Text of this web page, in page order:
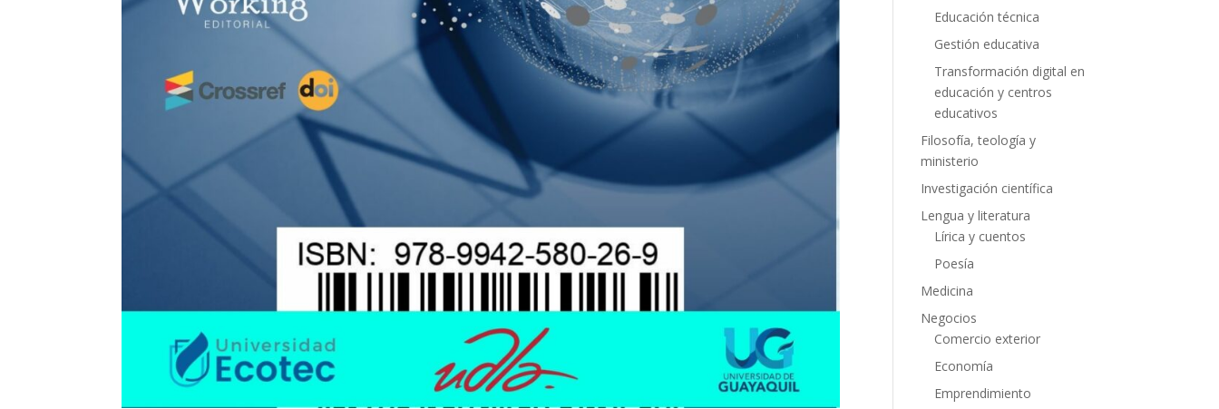
Educación técnica
Gestión educativa
Transformación digital en
educación y centros
educativos
Filosofía, teología y
ministerio
Investigación científica
Lengua y literatura
Lírica y cuentos
Poesía
Medicina
Negocios
Comercio exterior
Economía
Emprendimiento